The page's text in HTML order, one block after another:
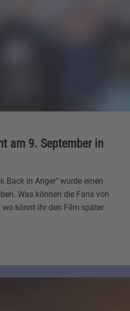
am 9. September in
Back in Anger" wurde einen
Was können die Fans von
wo könnt ihr den Film später